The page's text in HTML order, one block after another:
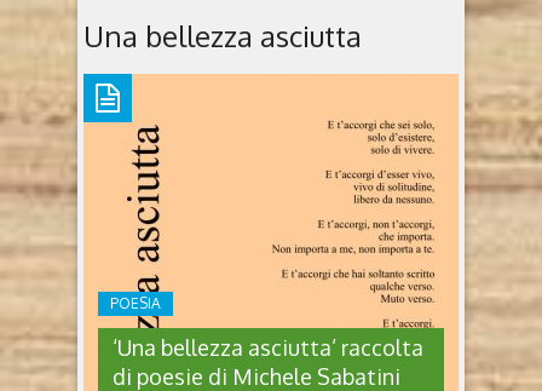
Una bellezza asciutta
POESIA
‘Una bellezza asciutta’ raccolta
di poesie di Michele Sabatini